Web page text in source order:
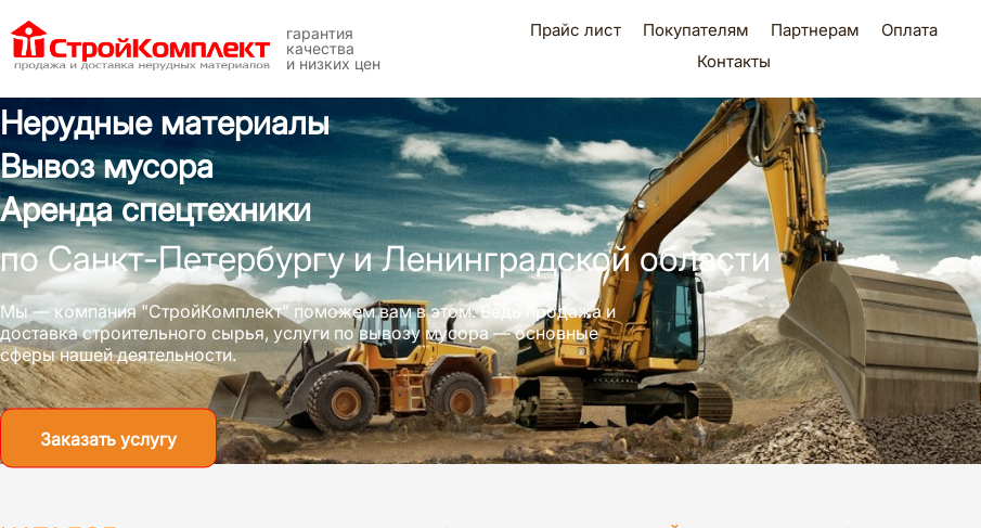
гарантия
качества
и низких цен
Прайс лист Покупателям Партнерам
Оплата
Контакты
Нерудные материалы
Вывоз мусора
Аренда спецтехники
по Санкт-Петербургу и Ленинградской области
Мы — компания "СтройКомплект" поможем вам в этом. Ведь продажа и
доставка строительного сырья, услуги по вывозу мусора — основные
сферы нашей деятельности.
Заказать услугу